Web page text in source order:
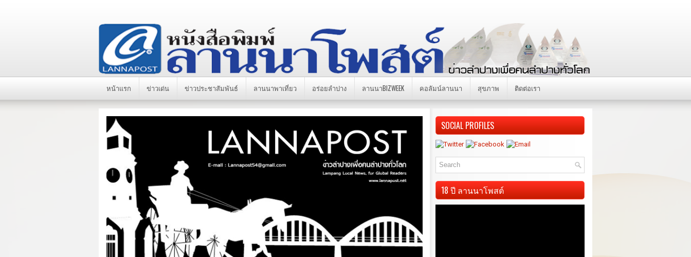
หน้าแรก ข่าวเด่น ข่าวประชาสัมพันธ์ ลานนาพาเที่ยว อร่อยลำปาง ลานนาBIZWEEK คอลัมน์ลานนา สุขภาพ ติดต่อเรา
SOCIAL PROFILES
18 ปี ลานนาโพสต์